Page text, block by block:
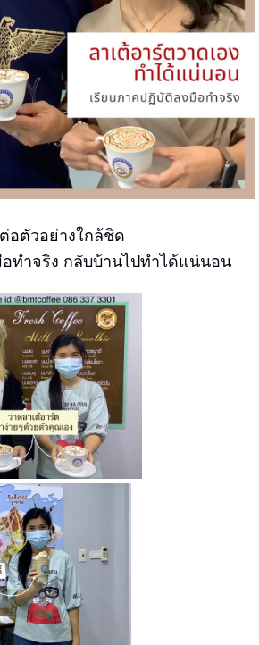
อตัวอย่างใกล้ชิด
ทำจริง กลับบ้านไปทำได้แน่นอน